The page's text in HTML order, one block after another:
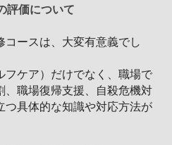
評価について
ースは、大変有意義でし
フケア）だけでなく、職場で
職場復帰支援、自殺危機対
具体的な知識や対応方法が